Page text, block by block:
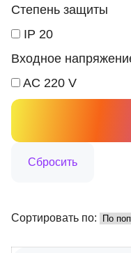
Степень защиты
IP 20
Входное
AC 220 V
Сортировать по: